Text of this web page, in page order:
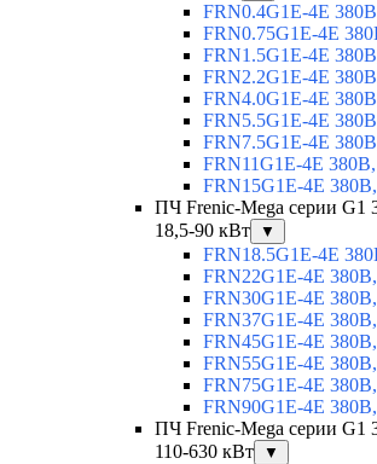
FRN0.4G1E-4E
FRN0.75G1E-4E
FRN1.5G1E-4E
FRN2.2G1E-4E
FRN4.0G1E-4E
FRN5.5G1E-4E
FRN7.5G1E-4E
FRN11G1E-4E
FRN15G1E-4E
ПЧ Frenic-Mega серии G1
18,5-90 кВт
▼
FRN18.5G1E-4E
FRN22G1E-4E
FRN30G1E-4E
FRN37G1E-4E
FRN45G1E-4E
FRN55G1E-4E
FRN75G1E-4E
FRN90G1E-4E
ПЧ Frenic-Mega серии G1
110-630 кВт
▼